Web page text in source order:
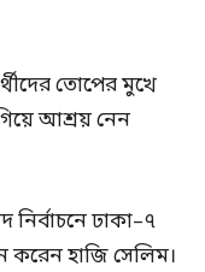
তোপের মুখে
আশ্রয় নেন
ঢাকা–৭
করেন হাজি সেলিম।